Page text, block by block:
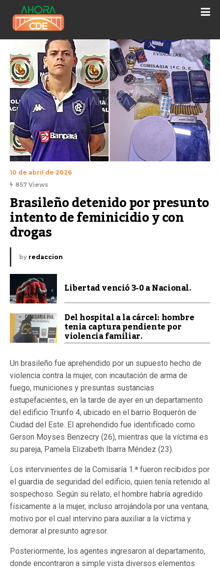
10 de abril de 2026
857 Views
Brasileño detenido por presunto
intento de feminicidio y con
drogas
by redaccion
Libertad venció 3-0 a Nacional.
Del hospital a la cárcel: hombre
tenia captura pendiente por
violencia familiar.
Un brasileño fue aprehendido por un supuesto hecho de
violencia contra la mujer, con incautación de arma de
fuego, municiones y presuntas sustancias
estupefacientes, en la tarde de ayer en un departamento
del edificio Triunfo 4, ubicado en el barrio Boquerón de
Ciudad del Este. El aprehendido fue identificado como
Gerson Moyses Benzecry (26), mientras que la víctima es
su pareja, Pamela Elizabeth Ibarra Méndez (23).
Los intervinientes de la Comisaría 1.ª fueron recibidos por
el guardia de seguridad del edificio, quien tenía retenido al
sospechoso. Según su relato, el hombre habría agredido
físicamente a la mujer, incluso arrojándola por una ventana,
motivo por el cual intervino para auxiliar a la víctima y
demorar al presunto agresor.
Posteriormente, los agentes ingresaron al departamento,
donde encontraron a simple vista diversos elementos